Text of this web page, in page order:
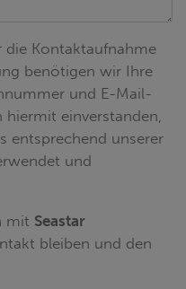
die Kontaktaufnahme
benötigen wir Ihre
und E-Mail-
hiermit einverstanden,
entsprechend unserer
und
mit Seastar
bleiben und den